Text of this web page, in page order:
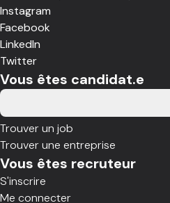
Instagram
Facebook
LinkedIn
Twitter
Vous êtes candidat.e
Trouver un job
Trouver une entreprise
Vous êtes recruteur
S'inscrire
Me connecter